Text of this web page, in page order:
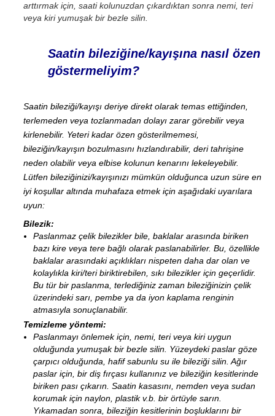
arttırmak için, saati kolunuzdan çıkardıktan sonra nemi, teri
veya kiri yumuşak bir bezle silin.
Saatin bileziğine/kayışına nasıl özen
göstermeliyim?
Saatin bileziği/kayışı deriye direkt olarak temas ettiğinden,
terlemeden veya tozlanmadan dolayı zarar görebilir veya
kirlenebilir. Yeteri kadar özen gösterilmemesi,
bileziğin/kayışın bozulmasını hızlandırabilir, deri tahrişine
neden olabilir veya elbise kolunun kenarını lekeleyebilir.
Lütfen bileziğinizi/kayışınızı mümkün olduğunca uzun süre en
iyi koşullar altında muhafaza etmek için aşağıdaki uyarılara
uyun:
Bilezik:
Paslanmaz çelik bilezikler bile, baklalar arasında biriken
bazı kire veya tere bağlı olarak paslanabilirler. Bu, özellikle
baklalar arasındaki açıklıkları nispeten daha dar olan ve
kolaylıkla kiri/teri biriktirebilen, sıkı bilezikler için geçerlidir.
Bu tür bir paslanma, terlediğiniz zaman bileziğinizin çelik
üzerindeki sarı, pembe ya da iyon kaplama renginin
atmasıyla sonuçlanabilir.
Temizleme yöntemi:
Paslanmayı önlemek için, nemi, teri veya kiri uygun
olduğunda yumuşak bir bezle silin. Yüzeydeki paslar göze
çarpıcı olduğunda, hafif sabunlu su ile bileziği silin. Ağır
paslar için, bir diş fırçası kullanınız ve bileziğin kesitlerinde
biriken pası çıkarın. Saatin kasasını, nemden veya sudan
korumak için naylon, plastik v.b. bir örtüyle sarın.
Yıkamadan sonra, bileziğin kesitlerinin boşluklarını bir